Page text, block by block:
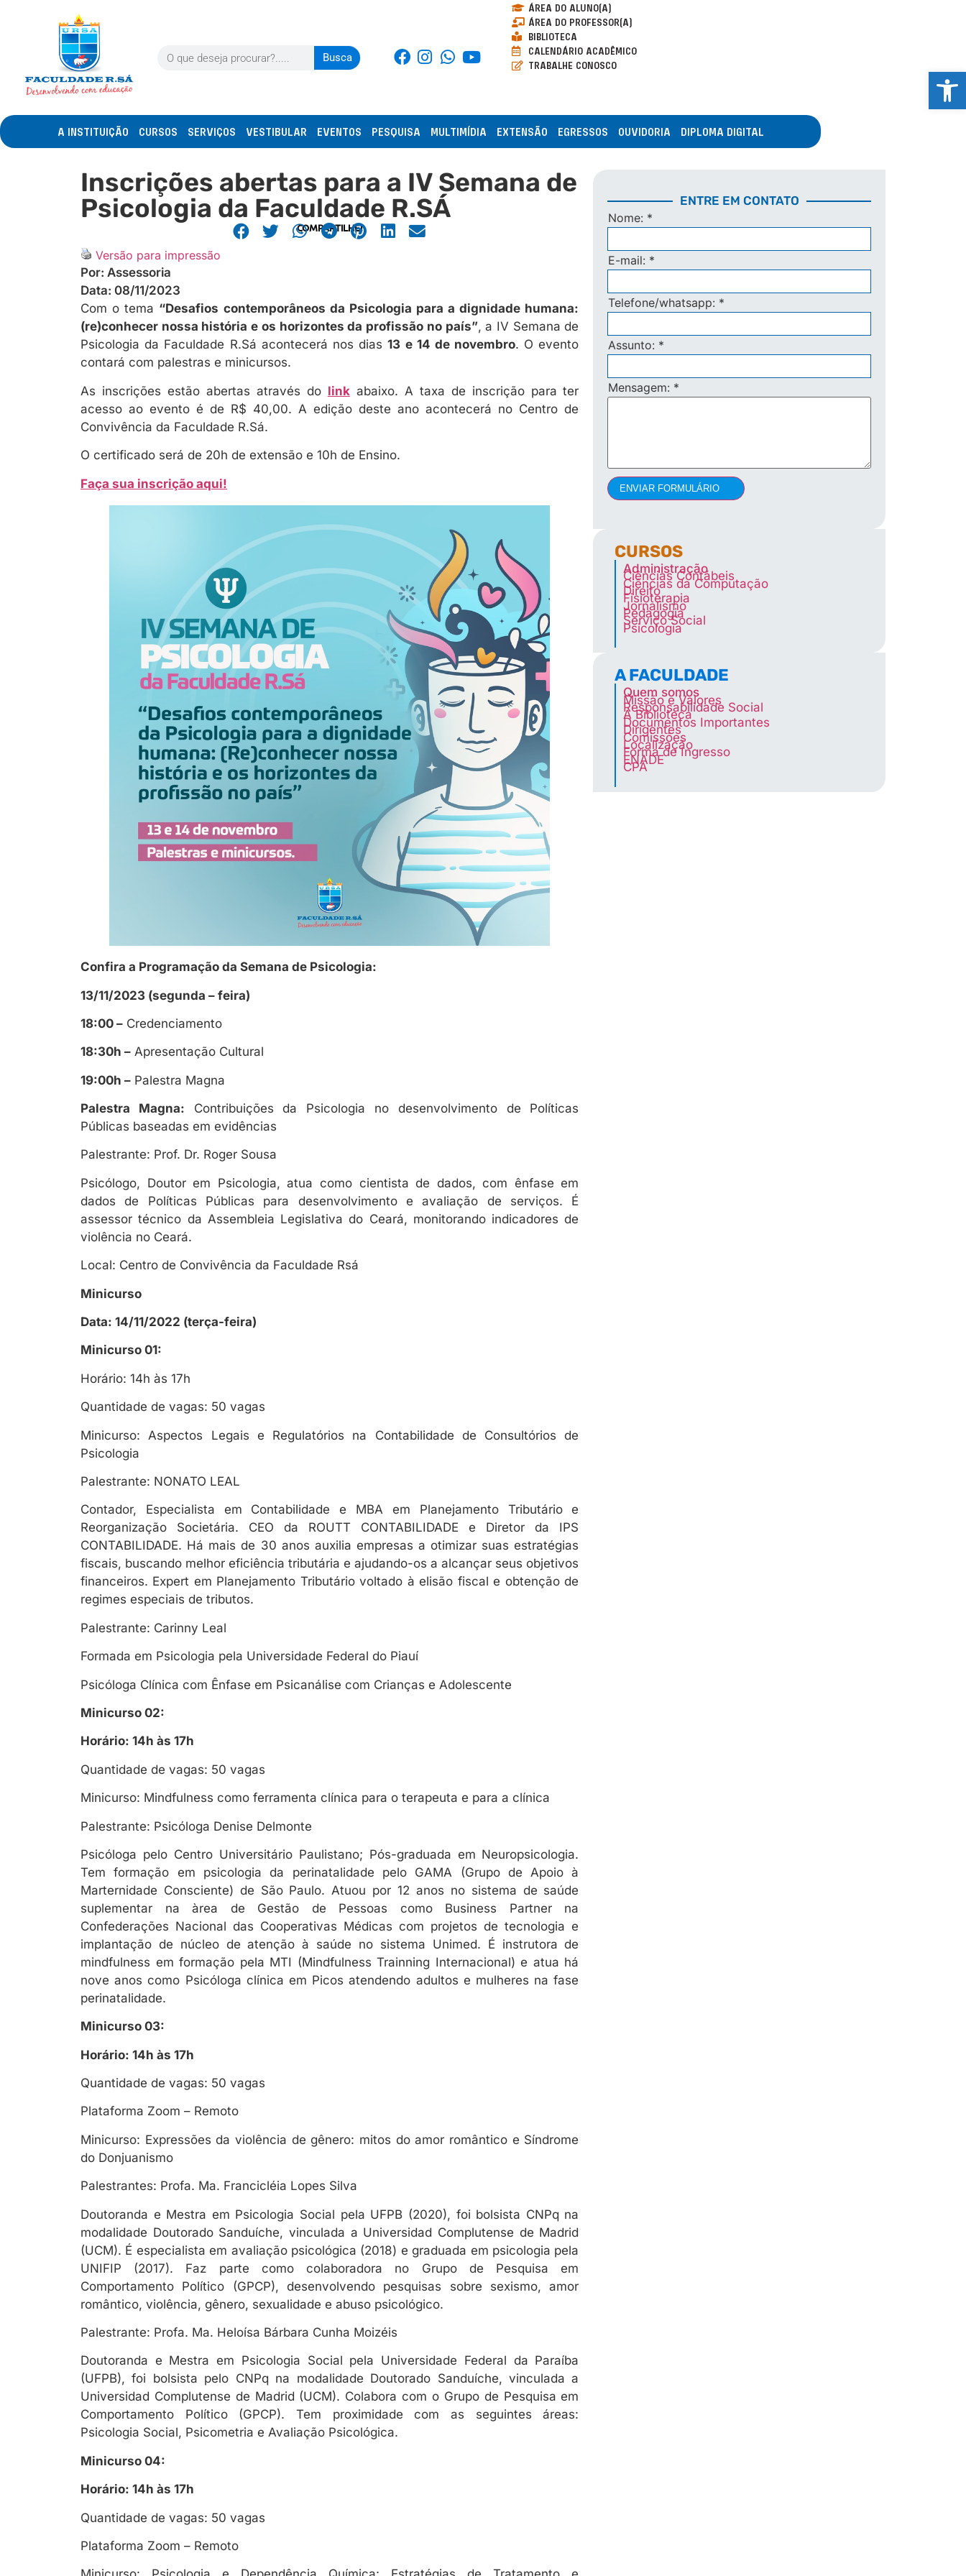
Busca
ÁREA DO ALUNO(A)
ÁREA DO PROFESSOR(A)
BIBLIOTECA
CALENDÁRIO ACADÊMICO
TRABALHE CONOSCO
A INSTITUIÇÃO CURSOS SERVIÇOS VESTIBULAR EVENTOS PESQUISA MULTIMÍDIA EXTENSÃO EGRESSOS OUVIDORIA DIPLOMA DIGITAL
Inscrições abertas para a IV Semana de
Psicologia da Faculdade R.SÁ
COMPARTILHE!
Versão para impressão
Por: Assessoria
Data: 08/11/2023
Com o tema “Desafios contemporâneos da Psicologia para a dignidade humana:
(re)conhecer nossa história e os horizontes da profissão no país”, a IV Semana de
Psicologia da Faculdade R.Sá acontecerá nos dias13 e 14 de novembro. O evento
contará com palestras e minicursos.
As inscrições estão abertas através do linkabaixo. A taxa de inscrição para ter
acesso ao evento é de R$ 40,00. A edição deste ano acontecerá no Centro de
Convivência da Faculdade R.Sá.
O certificado será de 20h de extensão e 10h de Ensino.
Faça sua inscrição aqui!
Confira a Programação da Semana de Psicologia:
13/11/2023 (segunda – feira)
18:00 – Credenciamento
18:30h – Apresentação Cultural
19:00h – Palestra Magna
Palestra Magna: Contribuições da Psicologia no desenvolvimento de Políticas
Públicas baseadas em evidências
Palestrante: Prof. Dr. Roger Sousa
Psicólogo, Doutor em Psicologia, atua como cientista de dados, com ênfase em
dados de Políticas Públicas para desenvolvimento e avaliação de serviços. É
assessor técnico da Assembleia Legislativa do Ceará, monitorando indicadores de
violência no Ceará.
Local: Centro de Convivência da Faculdade Rsá
Minicurso
Data: 14/11/2022 (terça-feira)
Minicurso 01:
Horário: 14h às 17h
Quantidade de vagas: 50 vagas
Minicurso: Aspectos Legais e Regulatórios na Contabilidade de Consultórios de
Psicologia
Palestrante: NONATO LEAL
Contador, Especialista em Contabilidade e MBA em Planejamento Tributário e
Reorganização Societária. CEO da ROUTT CONTABILIDADE e Diretor da IPS
CONTABILIDADE. Há mais de 30 anos auxilia empresas a otimizar suas estratégias
fiscais, buscando melhor eficiência tributária e ajudando-os a alcançar seus objetivos
financeiros. Expert em Planejamento Tributário voltado à elisão fiscal e obtenção de
regimes especiais de tributos.
Palestrante: Carinny Leal
Formada em Psicologia pela Universidade Federal do Piauí
Psicóloga Clínica com Ênfase em Psicanálise com Crianças e Adolescente
Minicurso 02:
Horário: 14h às 17h
Quantidade de vagas: 50 vagas
Minicurso: Mindfulness como ferramenta clínica para o terapeuta e para a clínica
Palestrante: Psicóloga Denise Delmonte
Psicóloga pelo Centro Universitário Paulistano; Pós-graduada em Neuropsicologia.
Tem formação em psicologia da perinatalidade pelo GAMA (Grupo de Apoio à
Marternidade Consciente) de São Paulo. Atuou por 12 anos no sistema de saúde
suplementar na àrea de Gestão de Pessoas como Business Partner na
Confederações Nacional das Cooperativas Médicas com projetos de tecnologia e
implantação de núcleo de atenção à saúde no sistema Unimed. É instrutora de
mindfulness em formação pela MTI (Mindfulness Trainning Internacional) e atua há
nove anos como Psicóloga clínica em Picos atendendo adultos e mulheres na fase
perinatalidade.
Minicurso 03:
Horário: 14h às 17h
Quantidade de vagas: 50 vagas
Plataforma Zoom – Remoto
Minicurso: Expressões da violência de gênero: mitos do amor romântico e Síndrome
do Donjuanismo
Palestrantes: Profa. Ma. Francicléia Lopes Silva
Doutoranda e Mestra em Psicologia Social pela UFPB (2020), foi bolsista CNPq na
modalidade Doutorado Sanduíche, vinculada a Universidad Complutense de Madrid
(UCM). É especialista em avaliação psicológica (2018) e graduada em psicologia pela
UNIFIP (2017). Faz parte como colaboradora no Grupo de Pesquisa em
Comportamento Político (GPCP), desenvolvendo pesquisas sobre sexismo, amor
romântico, violência, gênero, sexualidade e abuso psicológico.
Palestrante: Profa. Ma. Heloísa Bárbara Cunha Moizéis
Doutoranda e Mestra em Psicologia Social pela Universidade Federal da Paraíba
(UFPB), foi bolsista pelo CNPq na modalidade Doutorado Sanduíche, vinculada a
Universidad Complutense de Madrid (UCM). Colabora com o Grupo de Pesquisa em
Comportamento Político (GPCP). Tem proximidade com as seguintes áreas:
Psicologia Social, Psicometria e Avaliação Psicológica.
Minicurso 04:
Horário: 14h às 17h
Quantidade de vagas: 50 vagas
Plataforma Zoom – Remoto
ENTRE EM CONTATO
Nome: *
E-mail: *
Telefone/whatsapp: *
Assunto: *
Mensagem: *
ENVIAR FORMULÁRIO
CURSOS
Administração
Ciências Contábeis
Ciências da Computação
Direito
Fisioterapia
Jornalismo
Pedagogia
Serviço Social
Psicologia
A FACULDADE
Quem somos
Missão e Valores
Responsabilidade Social
A Biblioteca
Documentos Importantes
Dirigentes
Comissões
Localização
Forma de Ingresso
ENADE
CPA
Abrir